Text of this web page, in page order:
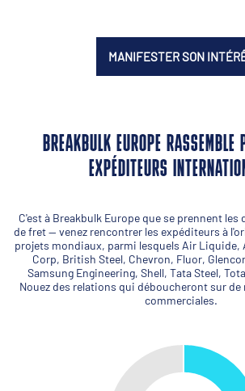
MANIFESTER SON
BREAKBULK EUROPE
EXPÉDITEURS
C'est à Breakbulk Europe que se prennent
de fret — venez rencontrer les expéditeurs à
projets mondiaux, parmi lesquels Air Liquide,
Corp, British Steel, Chevron, Fluor,
Samsung Engineering, Shell, Tata Steel,
Nouez des relations qui déboucheront sur
commerciales.